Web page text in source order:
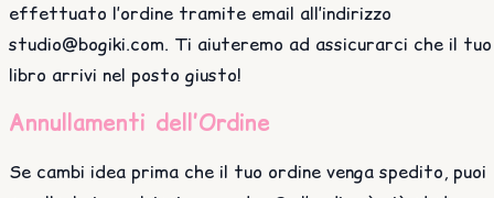
effettuato l’ordine tramite email all’indirizzo
studio@bogiki.com. Ti aiuteremo ad assicurarci che il tuo
libro arrivi nel posto giusto!
Annullamenti dell’Ordine
Se cambi idea prima che il tuo ordine venga spedito, puoi